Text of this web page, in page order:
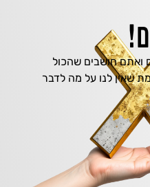
ואתם חושבים שהכול
שאין לנו על מה לדבר